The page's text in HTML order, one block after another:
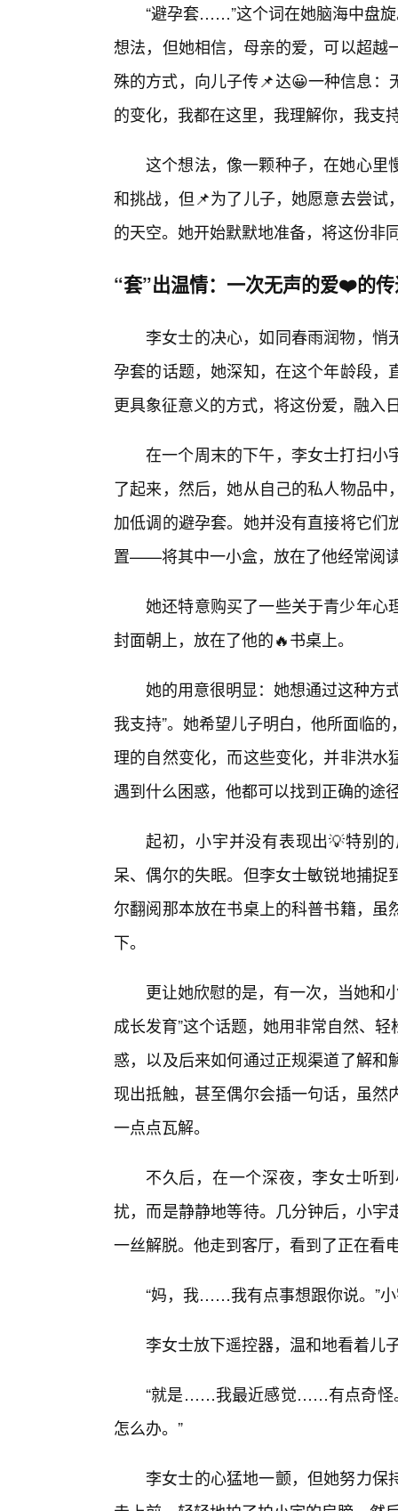
“避孕套……”这个词在她脑海中盘
想法，但她相信，母亲的爱，可以超
殊的方式，向儿子传📌达😀一种信息
的变化，我都在这里，我理解你，我支
这个想法，像一颗种子，在她心里
和挑战，但📌为了儿子，她愿意去尝
的天空。她开始默默地准备，将这份非
“套”出温情：一次无声的爱❤️的
李女士的决心，如同春雨润物，悄
孕套的话题，她深知，在这个年龄段
更具象征意义的方式，将这份爱，融入
在一个周末的下午，李女士打扫小
了起来，然后，她从自己的私人物品
加低调的避孕套。她并没有直接将它
置——将其中一小盒，放在了他经常阅
她还特意购买了一些关于青少年心
封面朝上，放在了他的🔥书桌上。
她的用意很明显：她想通过这种
我支持”。她希望儿子明白，他所面临
理的自然变化，而这些变化，并非洪
遇到什么困惑，他都可以找到正确的途
起初，小宇并没有表现出💡特别
呆、偶尔的失眠。但李女士敏锐地捕
尔翻阅那本放在书桌上的科普书籍，
下。
更让她欣慰的是，有一次，当她和
成长发育”这个话题，她用非常自然、
惑，以及后来如何通过正规渠道了解
现出抵触，甚至偶尔会插一句话，虽
一点点瓦解。
不久后，在一个深夜，李女士听
扰，而是静静地等待。几分钟后，小
一丝解脱。他走到客厅，看到了正在看
“妈，我……我有点事想跟你说。”
李女士放下遥控器，温和地看着儿
“就是……我最近感觉……有点奇怪
怎么办。”
李女士的心猛地一颤，但她努力保